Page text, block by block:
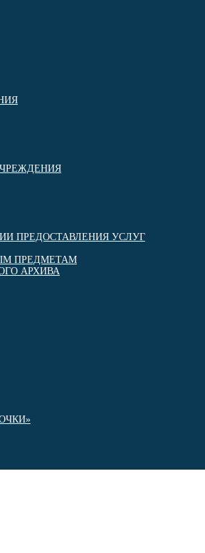
ПРЕДОСТАВЛЕНИЯ УСЛУГ
ПРЕДМЕТАМ
АРХИВА